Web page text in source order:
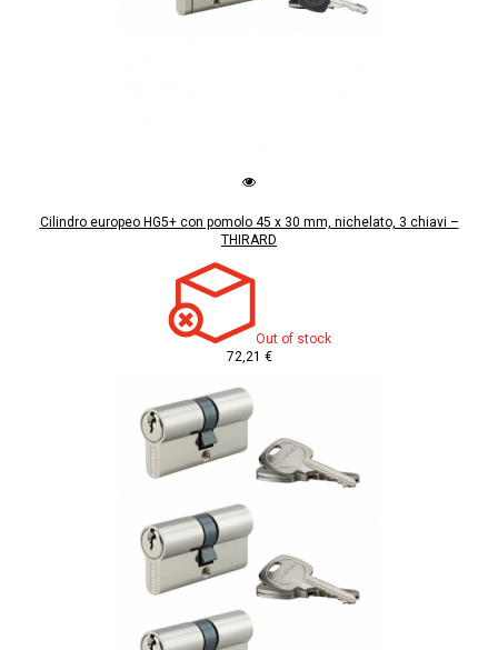
Cilindro europeo HG5+ con pomolo 45 x 30 mm, nichelato, 3 chiavi –
THIRARD
Out of stock
72,21 €